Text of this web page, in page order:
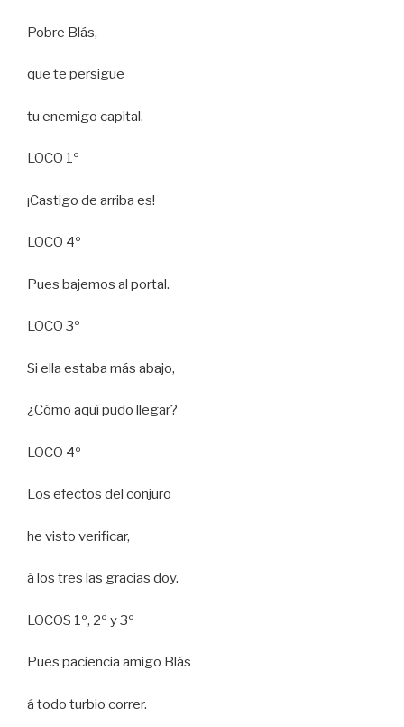
Pobre Blás,
que te persigue
tu enemigo capital.
LOCO 1º
¡Castigo de arriba es!
LOCO 4º
Pues bajemos al portal.
LOCO 3º
Si ella estaba más abajo,
¿Cómo aquí pudo llegar?
LOCO 4º
Los efectos del conjuro
he visto verificar,
á los tres las gracias doy.
LOCOS 1º, 2º y 3º
Pues paciencia amigo Blás
á todo turbio correr.